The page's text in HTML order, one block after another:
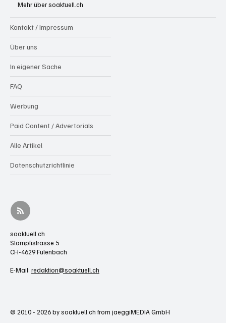
Drinks
Mehr über soaktuell.ch
Kontakt / Impressum
Über uns
In eigener Sache
FAQ
Werbung
Paid Content / Advertorials
Alle Artikel
Datenschutzrichtlinie
soaktuell.ch
Stampfistrasse 5
CH-4629 Fulenbach
E-Mail: redaktion@soaktuell.ch
© 2010 - 2026 by soaktuell.ch from jaeggiMEDIA GmbH